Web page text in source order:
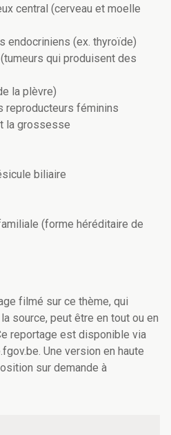
central (cerveau et moelle
endocriniens (ex. thyroïde)
qui produisent des
la plèvre)
reproducteurs féminins
la grossesse
biliaire
(forme héréditaire de
filmé sur ce thème, qui
source, peut être en tout ou en
reportage est disponible via
Une version en haute
sur demande à